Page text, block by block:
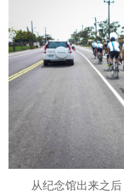
从纪念馆出来之